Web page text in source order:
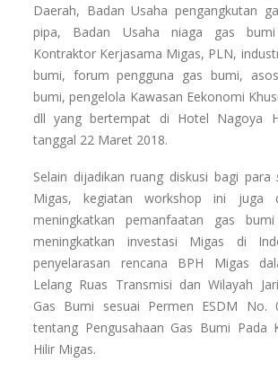
Daerah, Badan Usaha pengangkutan
pipa, Badan Usaha niaga gas
Kontraktor Kerjasama Migas, PLN,
bumi, forum pengguna gas bumi,
bumi, pengelola Kawasan Eekonomi
dll yang bertempat di Hotel Nagoya
tanggal 22 Maret 2018.
Selain dijadikan ruang diskusi bagi para
Migas, kegiatan workshop ini juga
meningkatkan pemanfaatan gas
meningkatkan investasi Migas di
penyelarasan rencana BPH Migas
Lelang Ruas Transmisi dan Wilayah
Gas Bumi sesuai Permen ESDM No.
tentang Pengusahaan Gas Bumi Pada
Hilir Migas.